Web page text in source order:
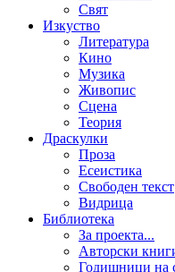
Свят
Изкуство
Литература
Кино
Музика
Живопис
Сцена
Теория
Драскулки
Проза
Есеистика
Свободен текст
Видрица
Библиотека
За проекта...
Авторски
Годишници на